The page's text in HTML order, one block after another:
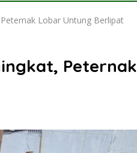
Lobar Untung Berlipat
Peternak